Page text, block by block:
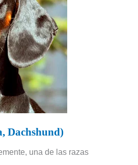
Dachshund)
una de las razas